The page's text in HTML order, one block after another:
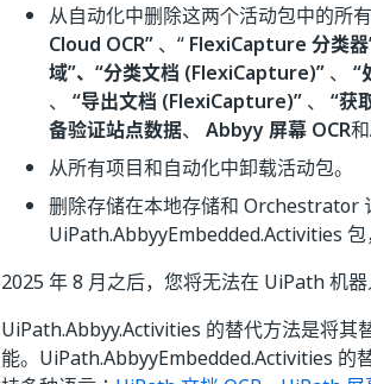
从自动化中删除这两个活动包中的所
Cloud OCR” 、“ FlexiCapture 分类器
域”、“分类文档 (FlexiCapture)” 、 “
、 “导出文档 (FlexiCapture)” 、 “获
备验证站点数据、 Abbyy 屏幕 OCR和
从所有项目和自动化中卸载活动包。
删除存储在本地存储和 Orchestrator
UiPath.AbbyyEmbedded.Activities 包
2025 年 8 月之后，您将无法在 UiPath 机
UiPath.Abbyy.Activities 的替代方法是将其
能。UiPath.AbbyyEmbedded.Activities 的